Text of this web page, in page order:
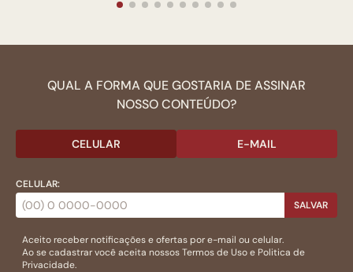
QUAL A FORMA QUE GOSTARIA DE ASSINAR
NOSSO CONTEÚDO?
CELULAR E-MAIL
CELULAR:
SALVAR
Aceito receber notificações e ofertas por e-mail ou celular.
Ao se cadastrar você aceita nossosTermos de Usoe Politica de
Privacidade.